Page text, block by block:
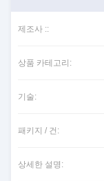
제조사 ::
상품 카테고리:
기술:
패키지 / 건:
상세한 설명: